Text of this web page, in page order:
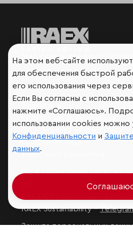
Мир сквозь призму
Обратная связь
Участники рэнкингов
RAEX Sustainability –
Защита персональных
На этом веб-сайте
для обеспечения быстрой
его использования через
Если Вы согласны с
нажмите «Соглашаюсь».
использовании cookies можно
Конфиденциальности и
данных.